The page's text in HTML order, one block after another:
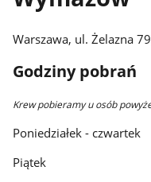
Warszawa, ul. Żelazna
Godziny pobrań
Krew pobieramy u osób
Poniedziałek -
Piątek